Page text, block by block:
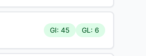
GI: 45 GL: 6